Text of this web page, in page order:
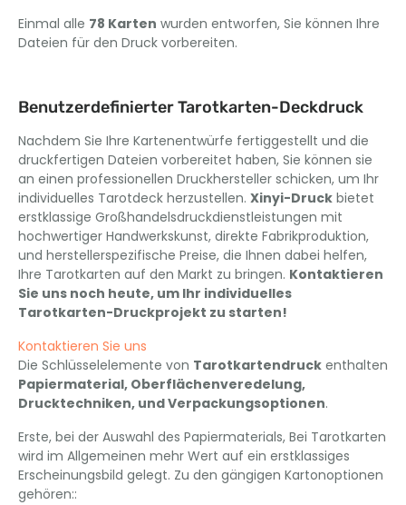
Einmal alle 78 Karten wurden entworfen, Sie können Ihre
Dateien für den Druck vorbereiten.
Benutzerdefinierter Tarotkarten-Deckdruck
Nachdem Sie Ihre Kartenentwürfe fertiggestellt und die
druckfertigen Dateien vorbereitet haben, Sie können sie
an einen professionellen Druckhersteller schicken, um Ihr
individuelles Tarotdeck herzustellen. Xinyi-Druck bietet
erstklassige Großhandelsdruckdienstleistungen mit
hochwertiger Handwerkskunst, direkte Fabrikproduktion,
und herstellerspezifische Preise, die Ihnen dabei helfen,
Ihre Tarotkarten auf den Markt zu bringen. Kontaktieren
Sie uns noch heute, um Ihr individuelles
Tarotkarten-Druckprojekt zu starten!
Kontaktieren Sie uns
Die Schlüsselelemente von Tarotkartendruck enthalten
Papiermaterial, Oberflächenveredelung,
Drucktechniken, und Verpackungsoptionen.
Erste, bei der Auswahl des Papiermaterials, Bei Tarotkarten
wird im Allgemeinen mehr Wert auf ein erstklassiges
Erscheinungsbild gelegt. Zu den gängigen Kartonoptionen
gehören::